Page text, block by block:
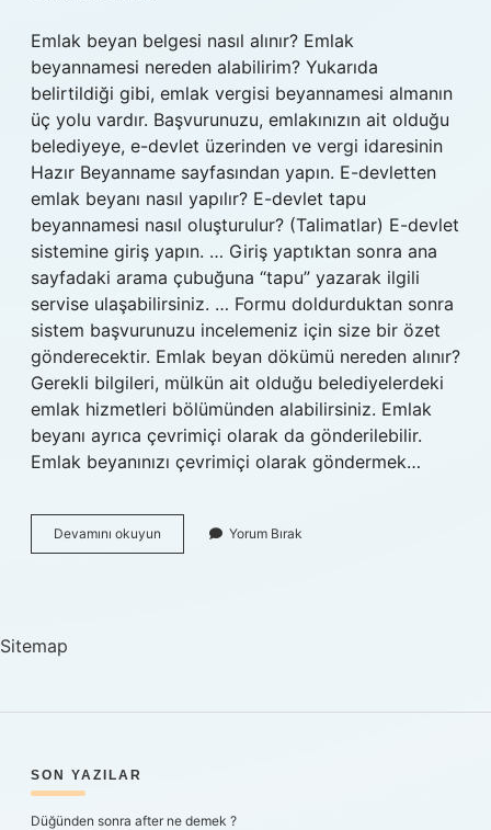
Emlak beyan belgesi nasıl alınır? Emlak
beyannamesi nereden alabilirim? Yukarıda
belirtildiği gibi, emlak vergisi beyannamesi almanın
üç yolu vardır. Başvurunuzu, emlakınızın ait olduğu
belediyeye, e-devlet üzerinden ve vergi idaresinin
Hazır Beyanname sayfasından yapın. E-devletten
emlak beyanı nasıl yapılır? E-devlet tapu
beyannamesi nasıl oluşturulur? (Talimatlar) E-devlet
sistemine giriş yapın. … Giriş yaptıktan sonra ana
sayfadaki arama çubuğuna “tapu” yazarak ilgili
servise ulaşabilirsiniz. … Formu doldurduktan sonra
sistem başvurunuzu incelemeniz için size bir özet
gönderecektir. Emlak beyan dökümü nereden alınır?
Gerekli bilgileri, mülkün ait olduğu belediyelerdeki
emlak hizmetleri bölümünden alabilirsiniz. Emlak
beyanı ayrıca çevrimiçi olarak da gönderilebilir.
Emlak beyanınızı çevrimiçi olarak göndermek…
Devamını okuyun
Beyan
Yorum Bırak
Sitemap
SIDEBAR
SON YAZILAR
Düğünden sonra after ne demek ?